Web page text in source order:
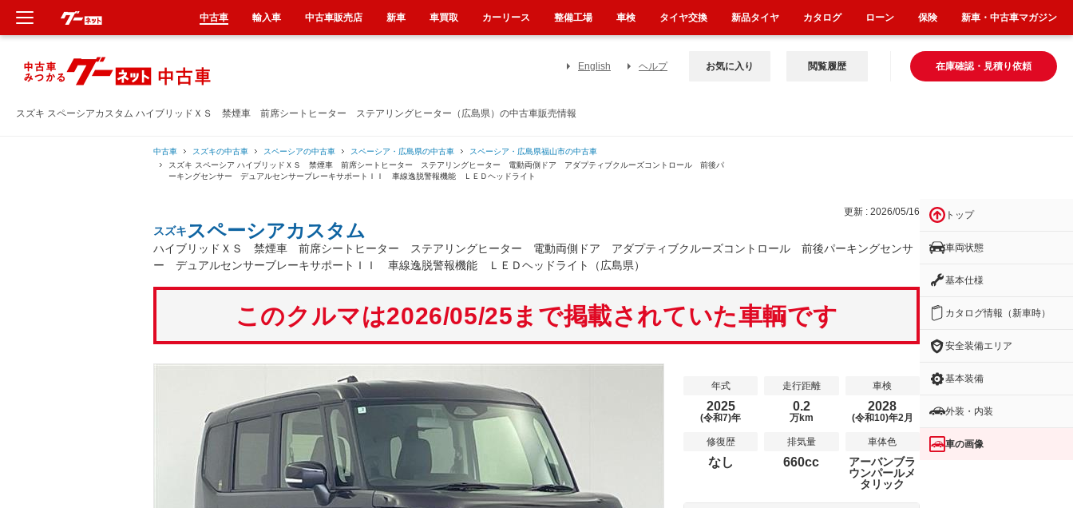
スズキ スペーシアカスタム ハイブリッドＸＳ 禁煙車 前席シートヒーター ステアリングヒーター（広島県）の中古車販売情報
English ヘルプ 在庫確認・見積り依頼
お気に入り 閲覧履歴
中古車 スズキの中古車 スペーシアの中古車 スペーシア・広島県の中古車
スペーシア・広島県福山市の中古車
スズキ スペーシア ハイブリッドＸＳ 禁煙車 前席シートヒーター ステアリングヒーター 電動両側ドア アダプティブクルーズコントロール 前後パ
ーキングセンサー デュアルセンサーブレーキサポートＩＩ 車線逸脱警報機能 ＬＥＤヘッドライト
更新 : 2026/05/16
スズキスペーシアカスタム
ハイブリッドＸＳ 禁煙車 前席シートヒーター ステアリングヒーター 電動両側ドア アダプティブクルーズコントロール 前後パーキングセンサ
ー デュアルセンサーブレーキサポートＩＩ 車線逸脱警報機能 ＬＥＤヘッドライト（広島県）
このクルマは2026/05/25まで掲載されていた車輌です
年式
2025
(令和7)年
走行距離
0.2
万km
車検
2028
(令和10)年2月
修復歴
なし
排気量
660cc
車体色
アーバンブラ
ウンパールメ
タリック
トップ
車両状態
基本仕様
カタログ情報（新車時）
安全装備エリア
基本装備
外装・内装
車の画像
中古車 輸入車 中古車販売店 新車 車買取 カーリース 整備工場 車検 タイヤ交換 新品タイヤ カタログ ローン 保険 新車・中古車マガジン
新車
中古車